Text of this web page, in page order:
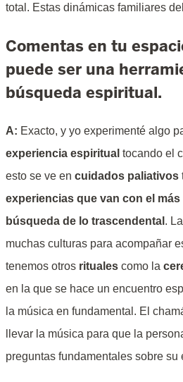
total. Estas dinámicas familiares
Comentas en tu
puede ser una
búsqueda espiritual.
A: Exacto, y yo experimenté algo
experiencia espiritual tocando el
esto se ve en cuidados paliativos
experiencias que van con el más
búsqueda de lo trascendental .
muchas culturas para acompañar
tenemos otros rituales como la
en la que se hace un encuentro
la música en fundamental. El
llevar la música para que la
preguntas fundamentales sobre su